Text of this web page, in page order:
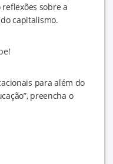
sobre a
capitalismo.
para além do
preencha o